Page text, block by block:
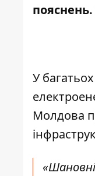
У
Молдова